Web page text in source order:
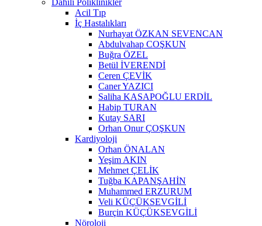
Acil Tıp
İç Hastalıkları
Nurhayat ÖZKAN SEVENCAN
Abdulvahap COŞKUN
Buğra ÖZEL
Betül İVERENDİ
Ceren ÇEVİK
Caner YAZICI
Saliha KASAPOĞLU ERDİL
Habip TURAN
Kutay SARI
Orhan Onur ÇOŞKUN
Kardiyoloji
Orhan ÖNALAN
Yeşim AKIN
Mehmet ÇELİK
Tuğba KAPANŞAHİN
Muhammed ERZURUM
Veli KÜÇÜKSEVGİLİ
Burçin KÜÇÜKSEVGİLİ
Nöroloji